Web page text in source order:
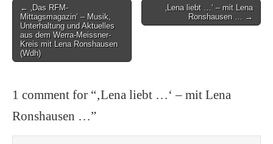
Post
navigation
← ‚Das RFM-
Mittagsmagazin‘ – Musik,
Unterhaltung und Aktuelles
aus dem Werra-Meissner-
Kreis mit Lena Ronshausen
(Wdh)
‚Lena liebt …‘ – mit Lena
Ronshausen … →
1 comment for “‚Lena liebt …‘ – mit Lena
Ronshausen …”